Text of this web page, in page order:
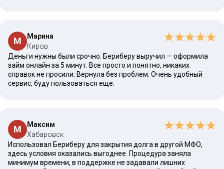
М
Марина
Киров
Деньги нужны были срочно. Бериберу выручил — оформила
займ онлайн за 5 минут. Все просто и понятно, никаких
справок не просили. Вернула без проблем. Очень удобный
сервис, буду пользоваться еще.
М
Максим
Хабаровск
Использовал Бериберу для закрытия долга в другой МФО,
здесь условия оказались выгоднее. Процедура заняла
минимум времени, в поддержке не задавали лишних